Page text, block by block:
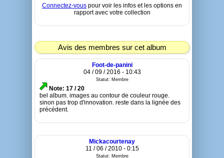
Connectez-vous pour voir les infos et les options en
rapport avec votre collection
Avis des membres sur cet album
Foot-de-panini
04 / 09 / 2016 - 10:43
Statut: Membre
Note: 17 / 20
bel album. images au contour de couleur rouge.
sinon pas trop d'innovation. reste dans la lignée des
précédent.
Mickacourtenay
11 / 06 / 2010 - 0:15
Statut: Membre